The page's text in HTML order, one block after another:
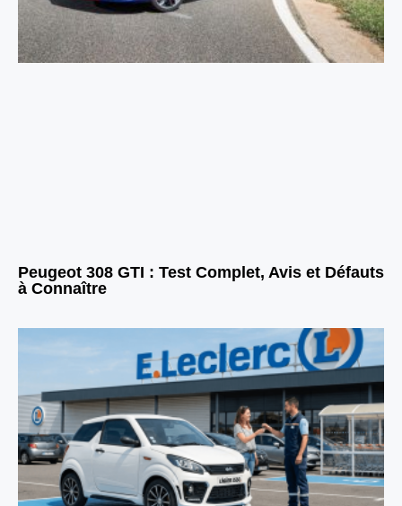
Peugeot 308 GTI : Test Complet, Avis et Défauts
à Connaître